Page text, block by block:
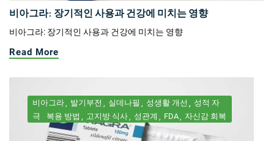
비아그라: 장기적인 사용과 건강에 미치는 영향
비아그라: 장기적인 사용과 건강에 미치는 영향
Read More
비아그라 발기부전 실데나필 성생활 개선
성적 자
극
복용 방법 고지방 식사 성관계 FDA 자신감 회복